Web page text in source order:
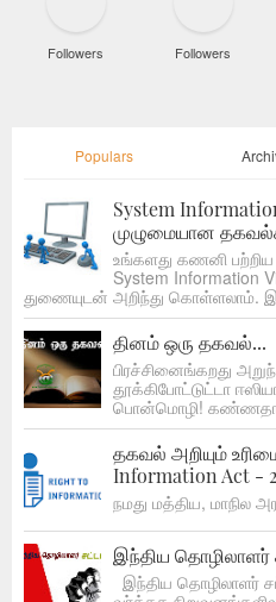
Followers Followers
Populars
System
முழுமையான
உங்களது கணனி
System Information
துணையுடன் அறிந்து கொள்ளலாம்.
தினம் ஒரு தகவல்...
பிரச்சினைங்கறது
தூக்கிபோட்டுட்டா
பொன்மொழி!
தகவல் அறியும்
Information Act -
நமது மத்திய, மாநில
இந்திய தொழிலாளர்
இந்திய தொழிலாளர்